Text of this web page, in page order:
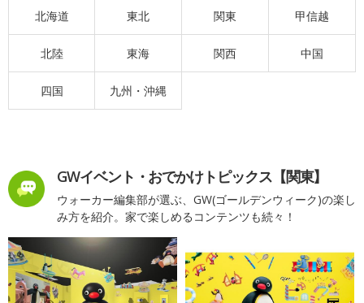
北海道 東北 関東 甲信越
北陸 東海 関西 中国
四国 九州・沖縄
GWイベント・おでかけトピックス【関東】
ウォーカー編集部が選ぶ、GW(ゴールデンウィーク)の楽し
み方を紹介。家で楽しめるコンテンツも続々！